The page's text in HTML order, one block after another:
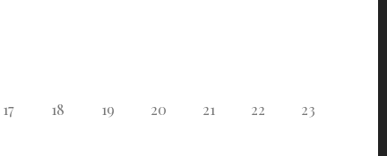
17 18 19 20 21 22 23